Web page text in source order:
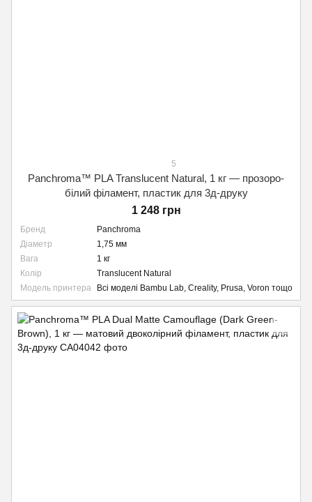
5
Panchroma™ PLA Translucent Natural, 1 кг — прозоро-
білий філамент, пластик для 3д-друку
1 248 грн
Бренд
Panchroma
Діаметр
1,75 мм
Вага
1 кг
Колір
Translucent Natural
Модель принтера
Всі моделі Bambu Lab, Creality, Prusa, Voron тощо